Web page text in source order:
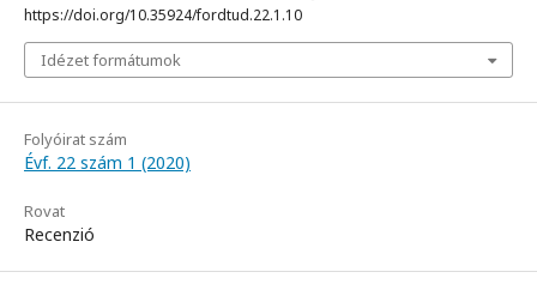
https://doi.org/10.35924/fordtud.22.1.10
Idézet formátumok
Folyóirat szám
Évf. 22 szám 1 (2020)
Rovat
Recenzió